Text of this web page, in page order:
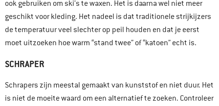
ook gebruiken om ski’s te waxen. Het is daarna wel niet meer
geschikt voor kleding. Het nadeel is dat traditionele strijkijzers
de temperatuur veel slechter op peil houden en dat je eerst
moet uitzoeken hoe warm “stand twee” of “katoen” echt is.
SCHRAPER
Schrapers zijn meestal gemaakt van kunststof en niet duur. Het
is niet de moeite waard om een alternatief te zoeken. Controleer